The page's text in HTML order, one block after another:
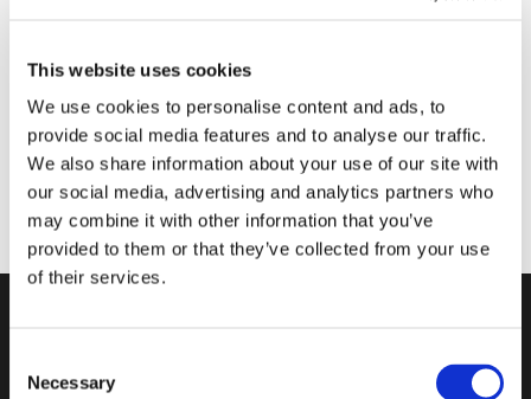
This website uses cookies
We use cookies to personalise content and ads, to
provide social media features and to analyse our traffic.
We also share information about your use of our site with
our social media, advertising and analytics partners who
may combine it with other information that you’ve
provided to them or that they’ve collected from your use
of their services.
Selection
Necessary